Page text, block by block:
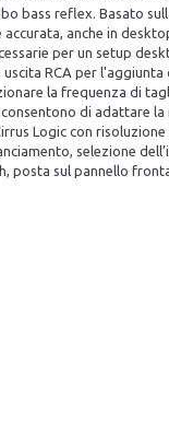
bass reflex. Basato
anche in
per un setup
RCA per
la frequenza di
di adattare
Logic con
selezione
posta sul pannello